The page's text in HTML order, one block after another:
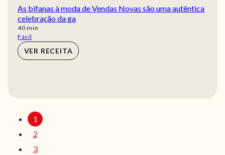
As bifanas à moda de Vendas Novas são uma autêntica
celebração da ga
40min
min
Fácil
VER RECEITA
1
2
3